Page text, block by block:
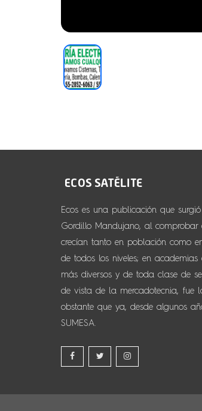
Ecos es una publicación que
Gordillo Mandujano, al comprobar
crecían tanto en población como
de todos los niveles; en
más diversos y de toda clase de
de vista de la mercadotecnia, fue
obstante que ya, desde algunos
SUMESA.